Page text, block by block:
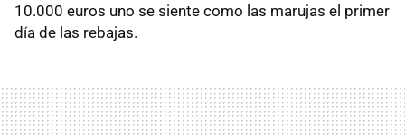
10.000 euros uno se siente como las marujas el primer
día de las rebajas.